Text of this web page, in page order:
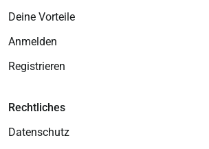
Deine Vorteile
Anmelden
Registrieren
Rechtliches
Datenschutz